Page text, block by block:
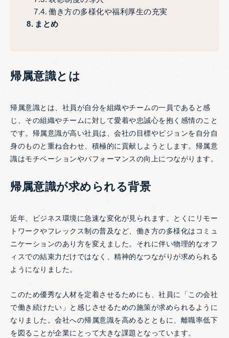
働き方の多様化や福利厚生の充実
まとめ
帰属意識とは
帰属意識とは、社員が自分を組織やチームの一員であると感
じ、その組織やチームに対して愛着や忠誠心を抱く感情のこと
です。帰属意識が高い社員は、会社の目標やビジョンを自分自
身のものと重ね合わせ、積極的に貢献しようとします。帰属意
識はモチベーションやパフォーマンスの向上につながります。
帰属意識が求められる背景
近年、ビジネス環境に急速な変化が見られます。とくにリモー
トワークやフレックス制の普及など、働き方の多様化はコミュ
ニケーションのあり方を変えました。それに伴い物理的なオフ
ィスでの結束力だけではなく、精神的なつながりが求められる
ようになりました。
このため優秀な人材を定着させるためにも、社員に「この会社
で働き続けたい」と感じさせるための施策が求められるように
なりました。会社への帰属意識を高めるとともに、離職率低下
を図ることが企業にとって大きな課題となっています。